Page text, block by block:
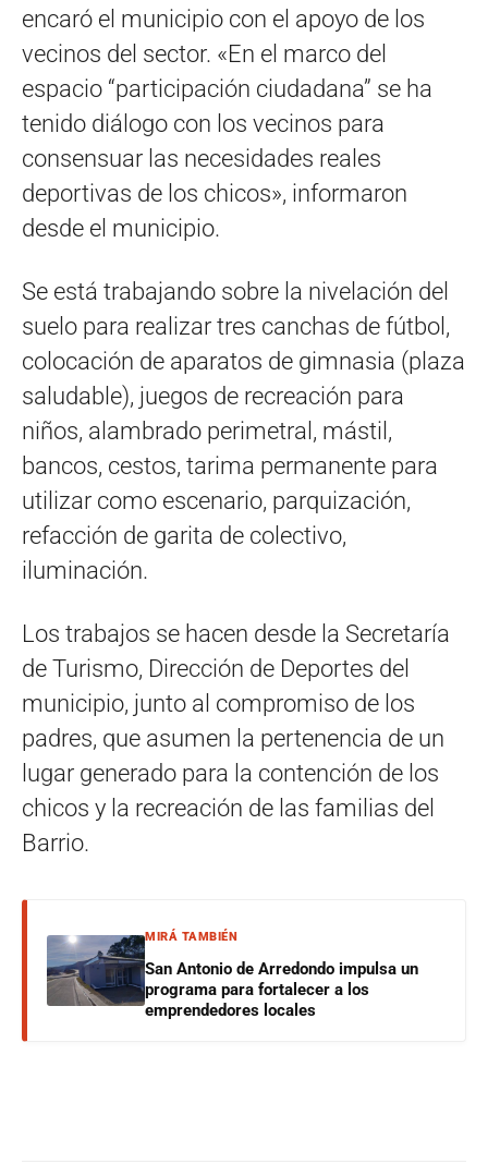
encaró el municipio con el apoyo de los
vecinos del sector. «En el marco del
espacio “participación ciudadana” se ha
tenido diálogo con los vecinos para
consensuar las necesidades reales
deportivas de los chicos», informaron
desde el municipio.
Se está trabajando sobre la nivelación del
suelo para realizar tres canchas de fútbol,
colocación de aparatos de gimnasia (plaza
saludable), juegos de recreación para
niños, alambrado perimetral, mástil,
bancos, cestos, tarima permanente para
utilizar como escenario, parquización,
refacción de garita de colectivo,
iluminación.
Los trabajos se hacen desde la Secretaría
de Turismo, Dirección de Deportes del
municipio, junto al compromiso de los
padres, que asumen la pertenencia de un
lugar generado para la contención de los
chicos y la recreación de las familias del
Barrio.
MIRÁ TAMBIÉN
San Antonio de Arredondo impulsa un
programa para fortalecer a los
emprendedores locales